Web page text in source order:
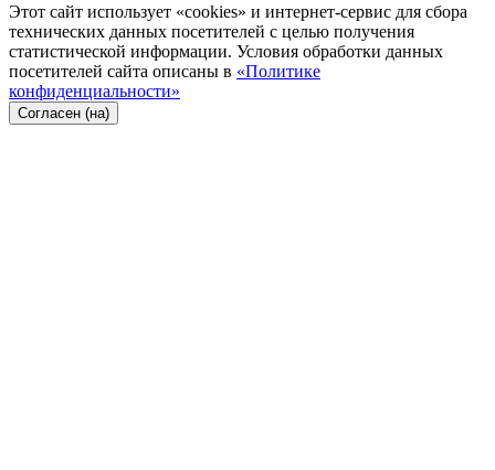
Этот сайт использует «cookies» и интернет-сервис для сбора
технических данных посетителей с целью получения
статистической информации. Условия обработки данных
посетителей сайта описаны в «Политике
конфиденциальности»
Согласен (на)